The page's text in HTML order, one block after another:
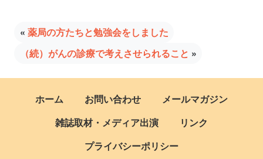
« 薬局の方たちと勉強会をしました
（続）がんの診療で考えさせられること »
ホーム お問い合わせ
メールマガジン
雑誌取材・メディア出演
リンク
プライバシーポリシー